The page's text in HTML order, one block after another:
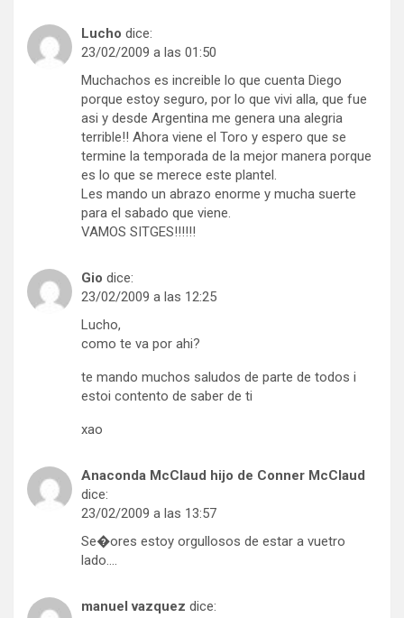
Lucho dice:
23/02/2009 a las 01:50
Muchachos es increible lo que cuenta Diego
porque estoy seguro, por lo que vivi alla, que fue
asi y desde Argentina me genera una alegria
terrible!! Ahora viene el Toro y espero que se
termine la temporada de la mejor manera porque
es lo que se merece este plantel.
Les mando un abrazo enorme y mucha suerte
para el sabado que viene.
VAMOS SITGES!!!!!!
Gio dice:
23/02/2009 a las 12:25
Lucho,
como te va por ahi?
te mando muchos saludos de parte de todos i
estoi contento de saber de ti
xao
Anaconda McClaud hijo de Conner McClaud
dice:
23/02/2009 a las 13:57
Se�ores estoy orgullosos de estar a vuetro
lado….
manuel vazquez dice: